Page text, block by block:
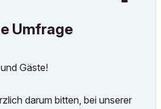
Umfrage
Gäste!
darum bitten, bei unserer